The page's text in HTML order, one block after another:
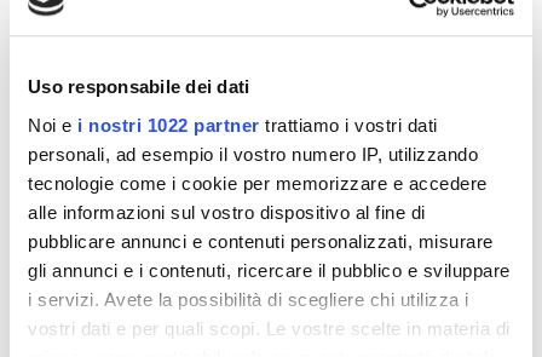
Uso responsabile dei dati
Noi e i nostri 1022 partner trattiamo i vostri dati
personali, ad esempio il vostro numero IP, utilizzando
tecnologie come i cookie per memorizzare e accedere
alle informazioni sul vostro dispositivo al fine di
pubblicare annunci e contenuti personalizzati, misurare
gli annunci e i contenuti, ricercare il pubblico e sviluppare
i servizi. Avete la possibilità di scegliere chi utilizza i
vostri dati e per quali scopi. Le vostre scelte in materia di